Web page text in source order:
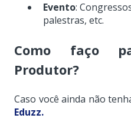
Evento:
palestras, etc.
Como faço
Produtor?
Caso você ainda não
Eduzz.